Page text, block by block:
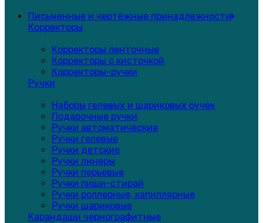
Письменные и чертёжные принадлежности
Корректоры
Корректоры ленточные
Корректоры с кисточкой
Корректоры-ручки
Ручки
Наборы гелевых и шариковых ручек
Подарочные ручки
Ручки автоматические
Ручки гелевые
Ручки детские
Ручки линеры
Ручки перьевые
Ручки пиши-стирай
Ручки роллерные, капиллярные
Ручки шариковые
Карандаши чернографитные